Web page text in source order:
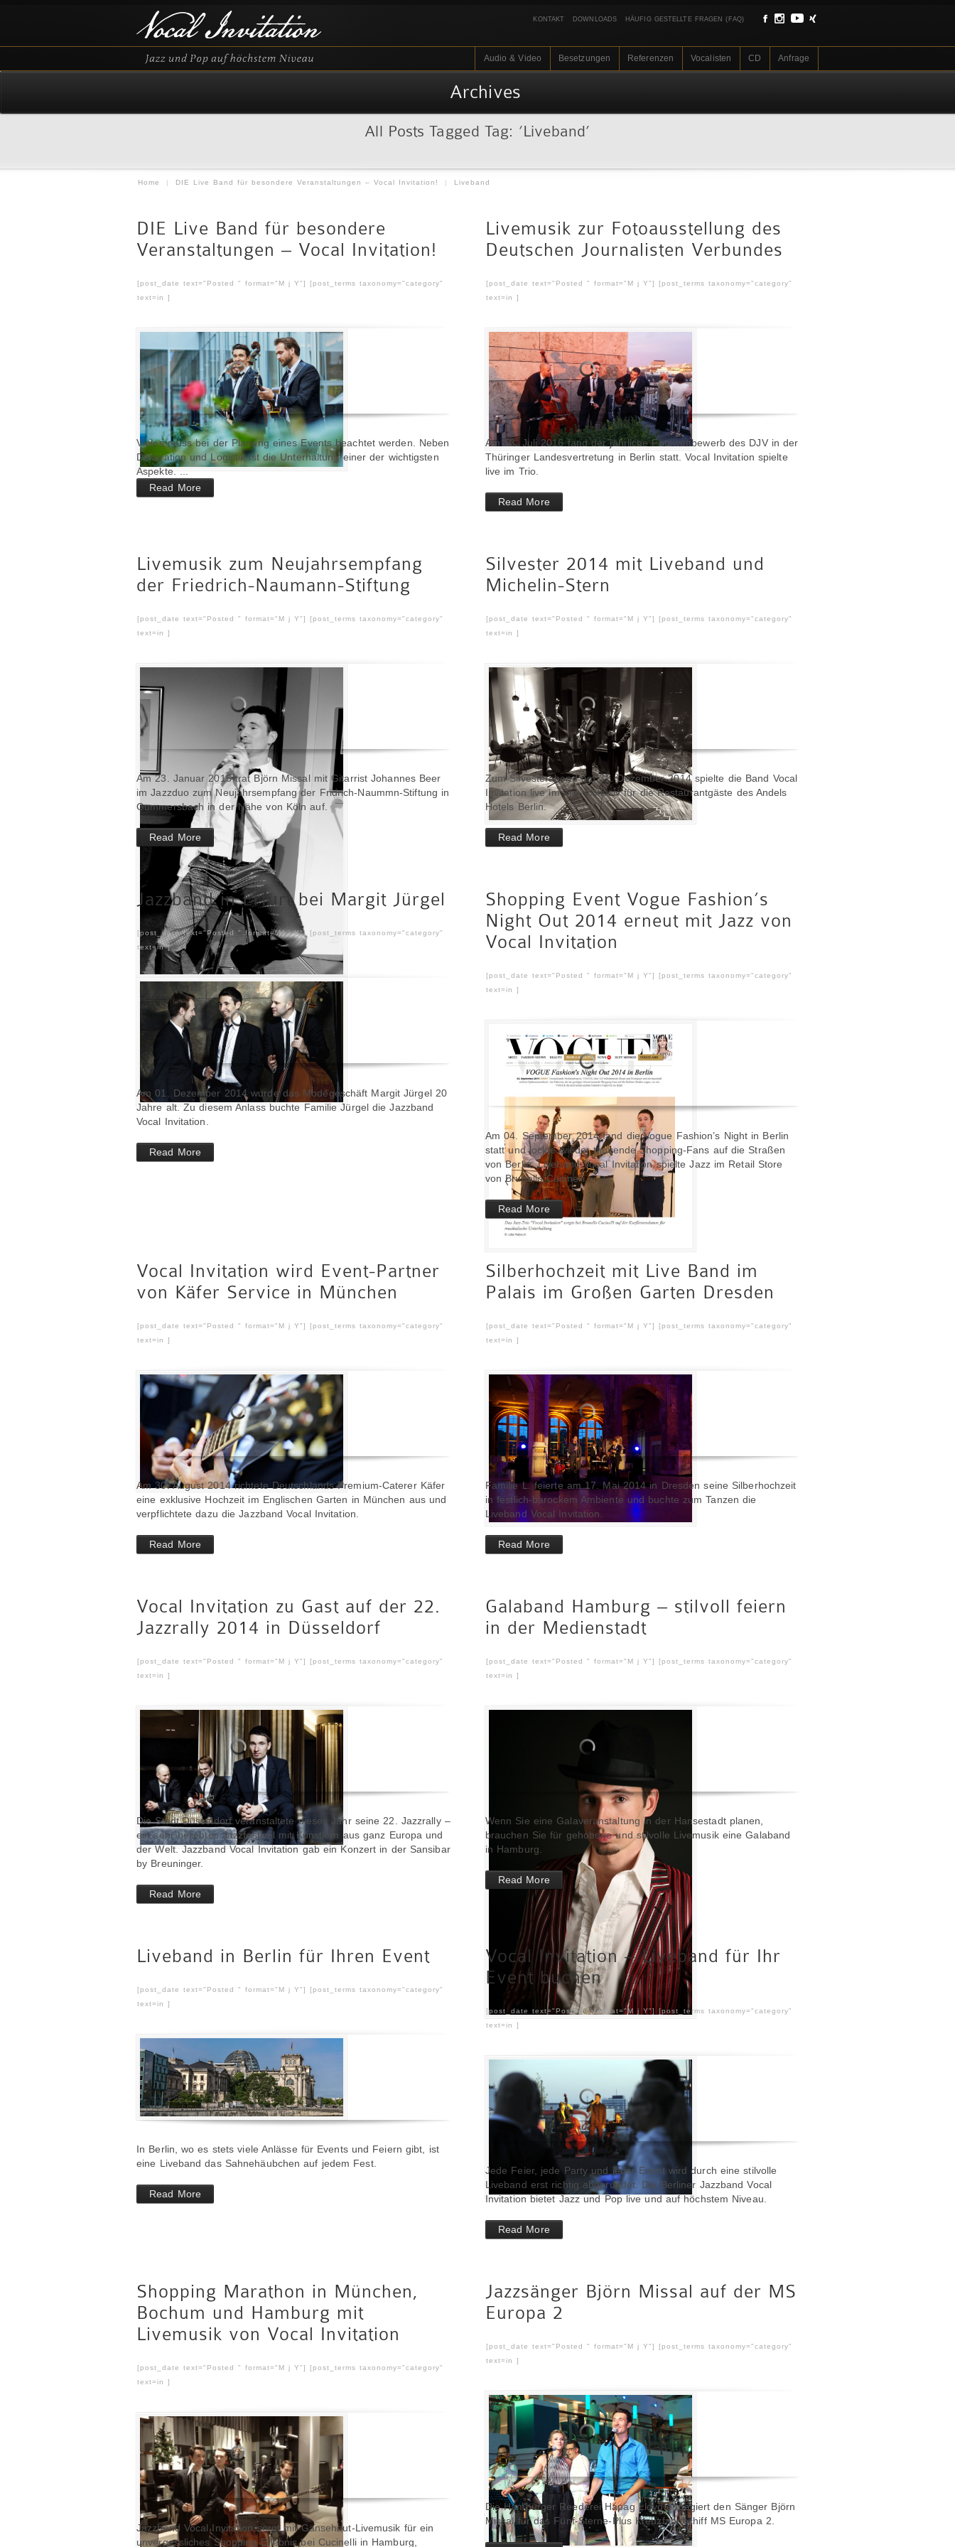
KONTAKT DOWNLOADS HÄUFIG GESTELLTE FRAGEN (FAQ)
Audio & Video Besetzungen Referenzen Vocalisten CD Anfrage
Archives
All Posts Tagged Tag: ‘Liveband’
Home | DIE Live Band für besondere Veranstaltungen – Vocal Invitation! | Liveband
DIE Live Band für besondere
Veranstaltungen – Vocal Invitation!
[post_date text="Posted " format="M j Y"] [post_terms taxonomy="category"
text=in ]
Vieles muss bei der Planung eines Events beachtet werden. Neben
Dekoration und Logistik ist die Unterhaltung einer der wichtigsten
Aspekte. ...
Read More
Livemusik zur Fotoausstellung des
Deutschen Journalisten Verbundes
[post_date text="Posted " format="M j Y"] [post_terms taxonomy="category"
text=in ]
Am 13. Juli 2016 fand der jährliche Fotowettbewerb des DJV in der
Thüringer Landesvertretung in Berlin statt. Vocal Invitation spielte
live im Trio.
Read More
Livemusik zum Neujahrsempfang
der Friedrich-Naumann-Stiftung
[post_date text="Posted " format="M j Y"] [post_terms taxonomy="category"
text=in ]
Am 23. Januar 2015 trat Björn Missal mit Gitarrist Johannes Beer
im Jazzduo zum Neujahrsempfang der Fridrich-Naummn-Stiftung in
Gummersbach in der Nähe von Köln auf.
Read More
Silvester 2014 mit Liveband und
Michelin-Stern
[post_date text="Posted " format="M j Y"] [post_terms taxonomy="category"
text=in ]
Zum Silvesterabend am 31. Dezember 2014 spielte die Band Vocal
Invitation live im Trio exklusiv für die Restaurantgäste des Andels
Hotels Berlin.
Read More
Jazzband in Erfurt bei Margit Jürgel
[post_date text="Posted " format="M j Y"] [post_terms taxonomy="category"
text=in ]
Am 01. Dezember 2014 wurde das Modegeschäft Margit Jürgel 20
Jahre alt. Zu diesem Anlass buchte Familie Jürgel die Jazzband
Vocal Invitation.
Read More
Shopping Event Vogue Fashion’s
Night Out 2014 erneut mit Jazz von
Vocal Invitation
[post_date text="Posted " format="M j Y"] [post_terms taxonomy="category"
text=in ]
Am 04. September 2014 fand die Vogue Fashion’s Night in Berlin
statt und lockte wieder tausende Shopping-Fans auf die Straßen
von Berlin. Liveband Vocal Invitation spielte Jazz im Retail Store
von Brunello Cucinelli.
Read More
Vocal Invitation wird Event-Partner
von Käfer Service in München
[post_date text="Posted " format="M j Y"] [post_terms taxonomy="category"
text=in ]
Am 30. August 2014 richtete Deutschlands Premium-Caterer Käfer
eine exklusive Hochzeit im Englischen Garten in München aus und
verpflichtete dazu die Jazzband Vocal Invitation.
Read More
Silberhochzeit mit Live Band im
Palais im Großen Garten Dresden
[post_date text="Posted " format="M j Y"] [post_terms taxonomy="category"
text=in ]
Familie L. feierte am 17. Mai 2014 in Dresden seine Silberhochzeit
in festlich-barockem Ambiente und buchte zum Tanzen die
Liveband Vocal Invitation.
Read More
Vocal Invitation zu Gast auf der 22.
Jazzrally 2014 in Düsseldorf
[post_date text="Posted " format="M j Y"] [post_terms taxonomy="category"
text=in ]
Die Stadt Düsseldorf veranstaltete dieses Jahr seine 22. Jazzrally –
ein sehr beliebtes Jazzfestival mit Künstlern aus ganz Europa und
der Welt. Jazzband Vocal Invitation gab ein Konzert in der Sansibar
by Breuninger.
Read More
Galaband Hamburg – stilvoll feiern
in der Medienstadt
[post_date text="Posted " format="M j Y"] [post_terms taxonomy="category"
text=in ]
Wenn Sie eine Galaveranstaltung in der Hansestadt planen,
brauchen Sie für gehobene und stilvolle Livemusik eine Galaband
in Hamburg.
Read More
Liveband in Berlin für Ihren Event
[post_date text="Posted " format="M j Y"] [post_terms taxonomy="category"
text=in ]
In Berlin, wo es stets viele Anlässe für Events und Feiern gibt, ist
eine Liveband das Sahnehäubchen auf jedem Fest.
Read More
Vocal Invitation – Liveband für Ihr
Event buchen
[post_date text="Posted " format="M j Y"] [post_terms taxonomy="category"
text=in ]
Jede Feier, jede Party und jeder Event wird durch eine stilvolle
Liveband erst richtig abgerundet. Die Berliner Jazzband Vocal
Invitation bietet Jazz und Pop live und auf höchstem Niveau.
Read More
Shopping Marathon in München,
Bochum und Hamburg mit
Livemusik von Vocal Invitation
[post_date text="Posted " format="M j Y"] [post_terms taxonomy="category"
text=in ]
Jazzband Vocal Invitation sorgt mit Gänsehaut-Livemusik für ein
unvergessliches Shopping Erlebnis bei Cucinelli in Hamburg,
Jazzsänger Björn Missal auf der MS
Europa 2
[post_date text="Posted " format="M j Y"] [post_terms taxonomy="category"
text=in ]
Die Hamburger Reederei Hapag Lloyd engagiert den Sänger Björn
Missal für das Fünf-Sterne-Plus Kreuzfahrtschiff MS Europa 2.